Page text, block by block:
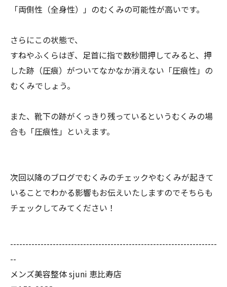
「両側性（全身性）」のむくみの可能性が高いです。
さらにこの状態で、
すねやふくらはぎ、足首に指で数秒間押してみると、押
した跡（圧痕）がついてなかなか消えない「圧痕性」の
むくみでしょう。
また、靴下の跡がくっきり残っているというむくみの場
合も「圧痕性」といえます。
次回以降のブログでむくみのチェックやむくみが起きて
いることでわかる影響もお伝えいたしますのでそちらも
チェックしてみてください！
--------------------------------------------------------------------
--
メンズ美容整体 sjuni 恵比寿店